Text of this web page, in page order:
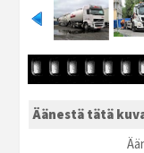
Äänestä tätä